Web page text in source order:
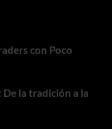
con Poco
la tradición a la